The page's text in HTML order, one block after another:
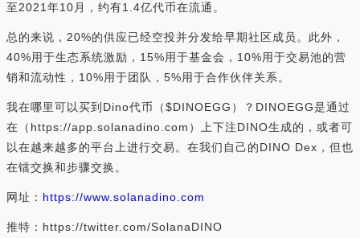
至2021年10月，约有1.4亿代币在流通。
总的来说，20%的供应已经空投并分发给早期社区成员。此外，
40%用于生态系统激励，15%用于基金会，10%用于交易池的营
销和流动性，10%用于团队，5%用于合作伙伴关系。
我在哪里可以买到Dino代币（$DINOEGG）？DINOEGG是通过
在（https://app.solanadino.com）上下注DINO生成的，或者可
以在越来越多的平台上进行交易。在我们自己的DINO Dex，但也
在镭交换和步骤交换。
网址： https://www.solanadino.com
推特：https://twitter.com/SolanaDINO